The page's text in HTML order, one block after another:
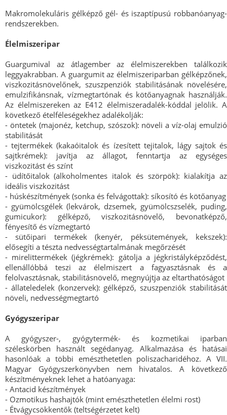
Makromolekuláris gélképző gél- és iszaptípusú robbanóanyag-
rendszerekben.
Élelmiszeripar
Guargumival az átlagember az élelmiszerekben találkozik
leggyakrabban. A guargumit az élelmiszeriparban gélképzőnek,
viszkozitásnövelőnek, szuszpenziók stabilitásának növelésére,
emulzifikánsnak, vízmegtartónak és kötőanyagnak használják.
Az élelmiszereken az E412 élelmiszeradalék-kóddal jelölik. A
következő ételféleségekhez adalékolják:
- öntetek (majonéz, ketchup, szószok): növeli a víz-olaj emulzió
stabilitását
- tejtermékek (kakaóitalok és ízesített tejitalok, lágy sajtok és
sajtkrémek): javítja az állagot, fenntartja az egységes
viszkozitást és színt
- üdítőitalok (alkoholmentes italok és szörpök): kialakítja az
ideális viszkozitást
- húskészítmények (sonka és felvágottak): síkosító és kötőanyag
- gyümölcsgélek (lekvárok, dzsemek, gyümölcszselék, puding,
gumicukor): gélképző, viszkozitásnövelő, bevonatképző,
fényesítő és vízmegtartó
- sütőipari termékek (kenyér, péksütemények, kekszek):
elősegíti a tészta nedvességtartalmának megőrzését
- mirelittermékek (jégkrémek): gátolja a jégkristályképződést,
ellenállóbbá teszi az élelmiszert a fagyasztásnak és a
felolvasztásnak, stabilitásnövelő, megnyújtja az eltarthatóságot
- állateledelek (konzervek): gélképző, szuszpenziók stabilitását
növeli, nedvességmegtartó
Gyógyszeripar
A gyógyszer-, gyógytermék- és kozmetikai iparban
széleskörben használt segédanyag. Alkalmazása és hatásai
hasonlóak a többi emészthetetlen poliszacharidéhoz. A VII.
Magyar Gyógyszerkönyvben nem hivatalos. A következő
készítményeknek lehet a hatóanyaga:
- Antacid készítmények
- Ozmotikus hashajtók (mint emészthetetlen élelmi rost)
- Étvágycsökkentők (teltségérzetet kelt)